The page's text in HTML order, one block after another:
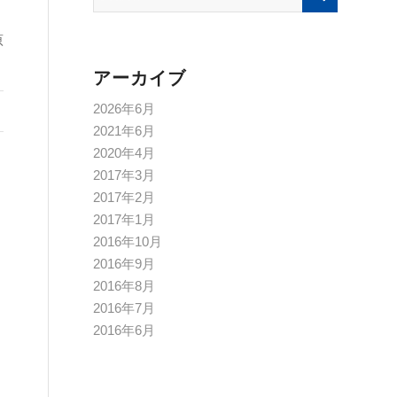
アーカイブ
2026年6月
2021年6月
2020年4月
2017年3月
2017年2月
2017年1月
2016年10月
2016年9月
2016年8月
2016年7月
2016年6月